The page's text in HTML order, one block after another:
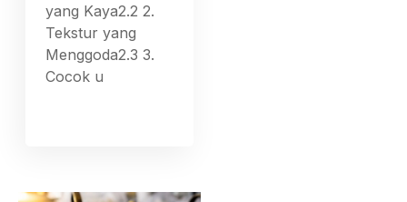
yang Kaya2.2 2.
Tekstur yang
Menggoda2.3 3.
Cocok u